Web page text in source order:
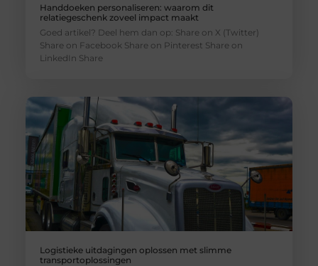
Handdoeken personaliseren: waarom dit
relatiegeschenk zoveel impact maakt
Goed artikel? Deel hem dan op: Share on X (Twitter)
Share on Facebook Share on Pinterest Share on
LinkedIn Share
Logistieke uitdagingen oplossen met slimme
transportoplossingen